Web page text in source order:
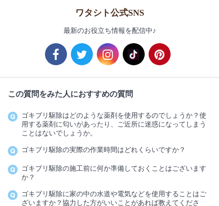
ワタシト公式SNS
最新のお役立ち情報を配信中♪
この質問をみた人におすすめの質問
ゴキブリ駆除はどのような薬剤を使用するのでしょうか？使
用する薬剤に匂いがあったり、ご近所に迷惑になってしまう
ことはないでしょうか。
ゴキブリ駆除の実際の作業時間はどれくらいですか？
ゴキブリ駆除の施工前に何か準備しておくことはございます
か？
ゴキブリ駆除に家の中の水道や電気などを使用することはご
ざいますか？協力した方がいいことがあれば教えてくださ